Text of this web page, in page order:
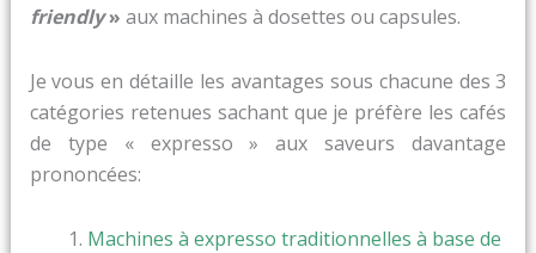
friendly» aux machines à dosettes ou capsules.
Je vous en détaille les avantages sous chacune des 3
catégories retenues sachant que je préfère les cafés
de type « expresso » aux saveurs davantage
prononcées:
Machines à expresso traditionnelles à base de